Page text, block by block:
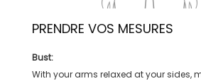
PRENDRE VOS MESURES
Bust:
With your arms relaxed at your sides,